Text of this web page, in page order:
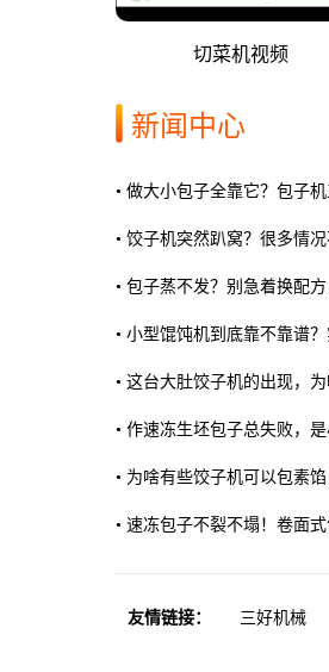
切菜机视频
新闻中心
• 做大小包子全靠它？包子机
• 饺子机突然趴窝？很多情
• 包子蒸不发？别急着换配
• 小型馄饨机到底靠不靠谱
• 这台大肚饺子机的出现，为
• 作速冻生坯包子总失败，是
• 为啥有些饺子机可以包素馅
• 速冻包子不裂不塌！卷面
友情链接： 三好机械